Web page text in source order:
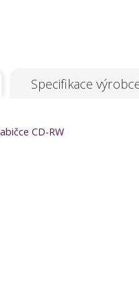
Specifikace
CD-RW